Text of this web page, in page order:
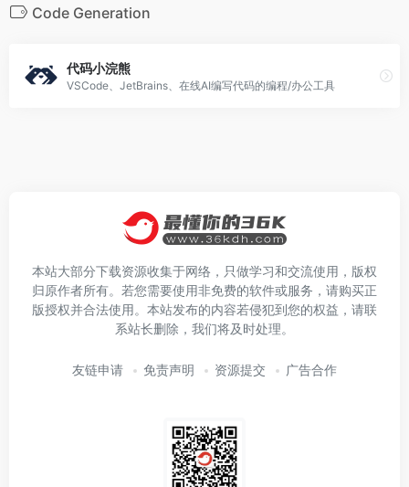
Code Generation
代码小浣熊
VSCode、JetBrains、在线AI编写代码的编程/办公工具
本站大部分下载资源收集于网络，只做学习和交流使用，版权
归原作者所有。若您需要使用非免费的软件或服务，请购买正
版授权并合法使用。本站发布的内容若侵犯到您的权益，请联
系站长删除，我们将及时处理。
友链申请 免责声明 资源提交 广告合作